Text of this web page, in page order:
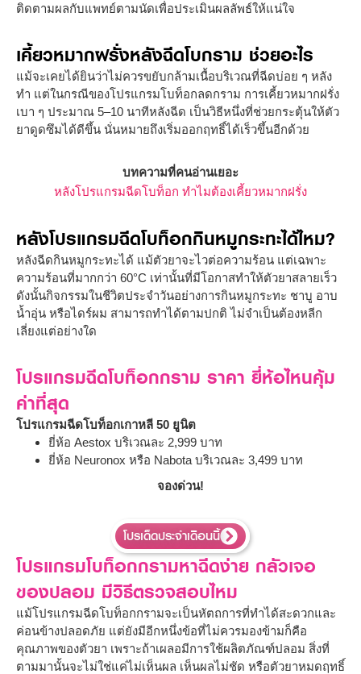
ติดตามผลกับแพทย์ตามนัดเพื่อประเมินผลลัพธ์ให้แน่ใจ
เคี้ยวหมากฝรั่งหลังฉีดโบกราม ช่วยอะไร
แม้จะเคยได้ยินว่าไม่ควรขยับกล้ามเนื้อบริเวณที่ฉีดบ่อย ๆ หลัง
ทำ แต่ในกรณีของโปรแกรมโบท็อกลดกราม การเคี้ยวหมากฝรั่ง
เบา ๆ ประมาณ 5–10 นาทีหลังฉีด เป็นวิธีหนึ่งที่ช่วยกระตุ้นให้ตัว
ยาดูดซึมได้ดีขึ้น นั่นหมายถึงเริ่มออกฤทธิ์ได้เร็วขึ้นอีกด้วย
บทความที่คนอ่านเยอะ
หลังโปรแกรมฉีดโบท็อก ทำไมต้องเคี้ยวหมากฝรั่ง
หลังโปรแกรมฉีดโบท็อกกินหมูกระทะได้ไหม?
หลังฉีดกินหมูกระทะได้ แม้ตัวยาจะไวต่อความร้อน แต่เฉพาะ
ความร้อนที่มากกว่า 60°C เท่านั้นที่มีโอกาสทำให้ตัวยาสลายเร็ว
ดังนั้นกิจกรรมในชีวิตประจำวันอย่างการกินหมูกระทะ ชาบู อาบ
น้ำอุ่น หรือไดร์ผม สามารถทำได้ตามปกติ ไม่จำเป็นต้องหลีก
เลี่ยงแต่อย่างใด
โปรแกรมฉีดโบท็อกกราม ราคา ยี่ห้อไหนคุ้ม
ค่าที่สุด
โปรแกรมฉีดโบท็อกเกาหลี 50 ยูนิต
ยี่ห้อ Aestox บริเวณละ 2,999 บาท
ยี่ห้อ Neuronox หรือ Nabota บริเวณละ 3,499 บาท
จองด่วน!
โปรเด็ดประจำเดือนนี้
โปรแกรมโบท็อกกรามหาฉีดง่าย กลัวเจอ
ของปลอม มีวิธีตรวจสอบไหม
แม้โปรแกรมฉีดโบท็อกกรามจะเป็นหัตถการที่ทำได้สะดวกและ
ค่อนข้างปลอดภัย แต่ยังมีอีกหนึ่งข้อที่ไม่ควรมองข้ามก็คือ
คุณภาพของตัวยา เพราะถ้าเผลอมีการใช้ผลิตภัณฑ์ปลอม สิ่งที่
ตามมานั้นจะไม่ใช่แค่ไม่เห็นผล เห็นผลไม่ชัด หรือตัวยาหมดฤทธิ์